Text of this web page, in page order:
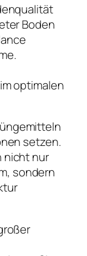
Boden
optimalen
setzen.
nicht nur
sondern